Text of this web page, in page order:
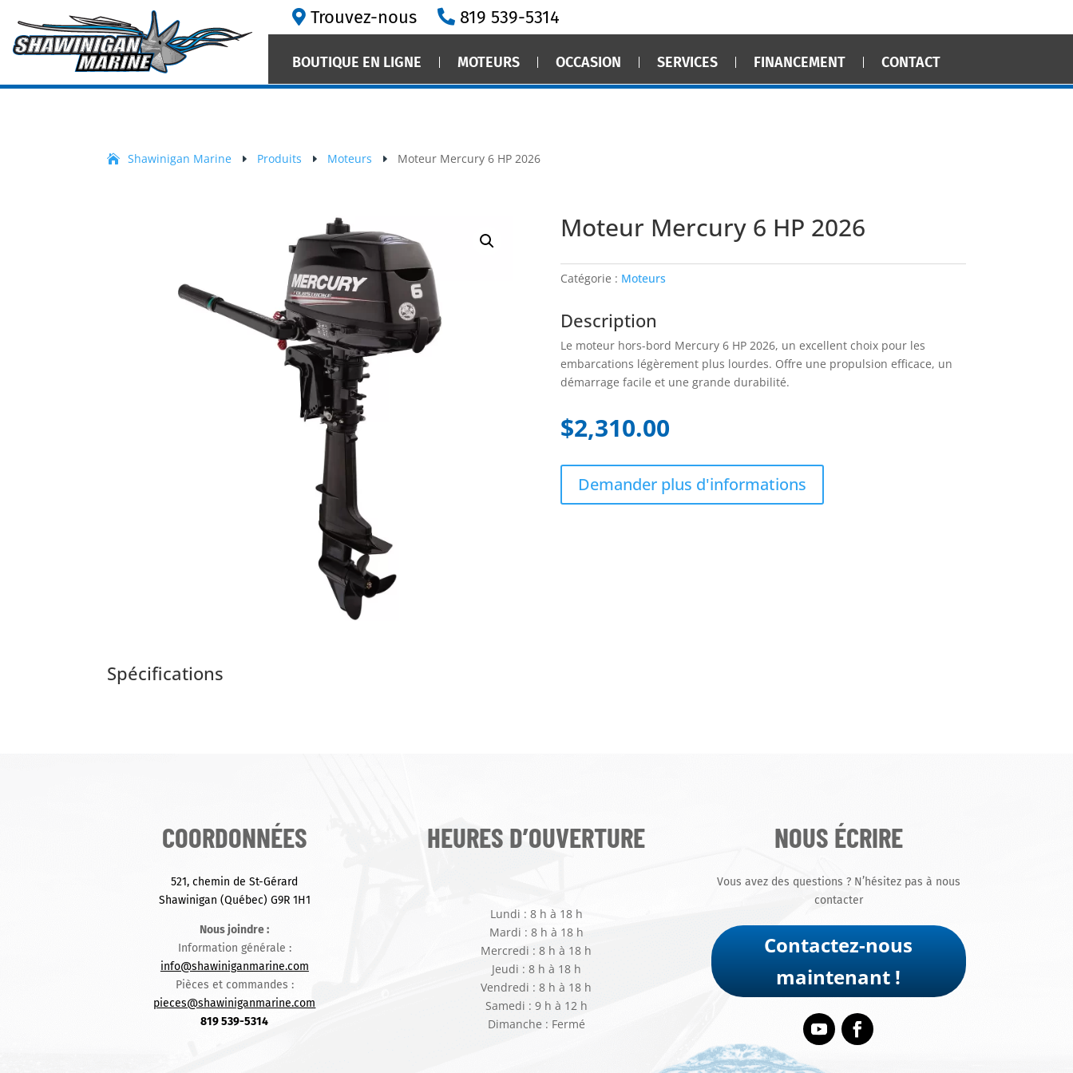
Trouvez-nous 819 539-5314
BOUTIQUE EN LIGNE MOTEURS OCCASION SERVICES FINANCEMENT CONTACT
Shawinigan Marine E Produits E Moteurs E Moteur Mercury 6 HP 2026
Moteur Mercury 6 HP 2026
Catégorie : Moteurs
Description
Le moteur hors-bord Mercury 6 HP 2026, un excellent choix pour les
embarcations légèrement plus lourdes. Offre une propulsion efficace, un
démarrage facile et une grande durabilité.
$2,310.00
Demander plus d'informations
Spécifications
COORDONNÉES
521, chemin de St-Gérard
Shawinigan (Québec) G9R 1H1
Nous joindre :
Information générale :
info@shawiniganmarine.com
Pièces et commandes :
pieces@shawiniganmarine.com
819 539-5314
HEURES D’OUVERTURE
Lundi : 8 h à 18 h
Mardi : 8 h à 18 h
Mercredi : 8 h à 18 h
Jeudi : 8 h à 18 h
Vendredi : 8 h à 18 h
Samedi : 9 h à 12 h
Dimanche : Fermé
NOUS ÉCRIRE
Vous avez des questions ? N’hésitez pas à nous
contacter
Contactez-nous
maintenant !